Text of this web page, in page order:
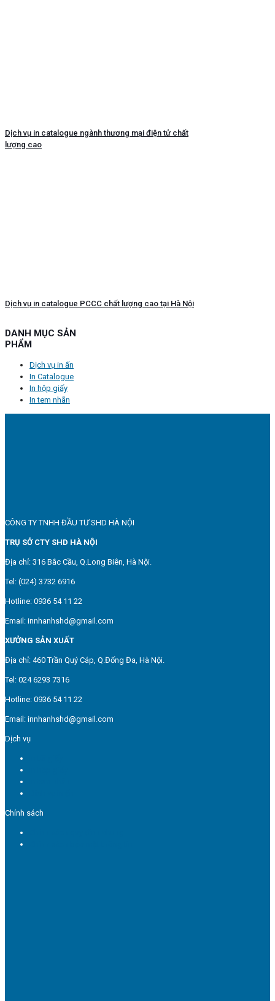
Dịch vụ in catalogue ngành thương mại điện tử chất
lượng cao
Dịch vụ in catalogue PCCC chất lượng cao tại Hà Nội
DANH MỤC SẢN
PHẨM
Dịch vụ in ấn
In Catalogue
In hộp giấy
In tem nhãn
CÔNG TY TNHH ĐẦU TƯ SHD HÀ NỘI
TRỤ SỞ CTY SHD HÀ NỘI
Địa chỉ: 316 Bắc Cầu, Q.Long Biên, Hà Nội.
Tel: (024) 3732 6916
Hotline: 0936 54 11 22
Email: innhanhshd@gmail.com
XƯỞNG SẢN XUẤT
Địa chỉ: 460 Trần Quý Cáp, Q.Đống Đa, Hà Nội.
Tel: 024 6293 7316
Hotline: 0936 54 11 22
Email: innhanhshd@gmail.com
Dịch vụ
Chính sách